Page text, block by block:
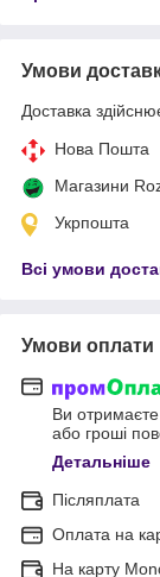
Умови
Доставка
Нова Пошта
Магазини
Укрпошта
Всі умови
Умови оплати
Ви
або гроші
Детальніше
Післяплата
Оплата на
На карту